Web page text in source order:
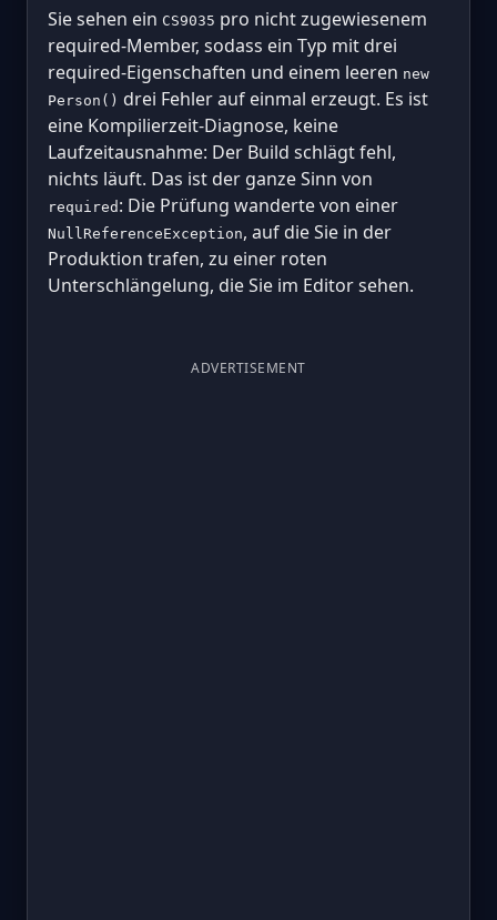
Sie sehen ein CS9035 pro nicht zugewiesenem
required-Member, sodass ein Typ mit drei
required-Eigenschaften und einem leeren new
Person() drei Fehler auf einmal erzeugt. Es ist
eine Kompilierzeit-Diagnose, keine
Laufzeitausnahme: Der Build schlägt fehl,
nichts läuft. Das ist der ganze Sinn von
required : Die Prüfung wanderte von einer
NullReferenceException, auf die Sie in der
Produktion trafen, zu einer roten
Unterschlängelung, die Sie im Editor sehen.
ADVERTISEMENT